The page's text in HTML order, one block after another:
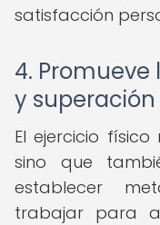
satisfacción
4.
y
El ejercicio
sino que
establecer
trabajar para